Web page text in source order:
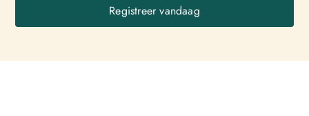
Registreer vandaag